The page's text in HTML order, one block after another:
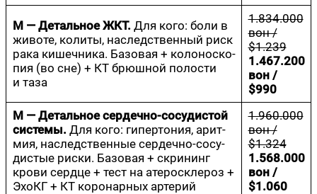
М — Деталь­ное ЖКТ.Для кого: боли в
живо­те, коли­ты, наслед­ствен­ный риск
рака кишеч­ни­ка. Базо­вая + коло­но­ско­
пия (во сне) + КТ брюш­ной поло­сти
и таза
1.834.000
вон /
$1.239
1.467.200
вон /
$990
М — Деталь­ное сер­деч­но-сосу­ди­стой
систе­мы.Для кого: гипер­то­ния, арит­
мия, наслед­ствен­ные сер­деч­но-сосу­
ди­стые рис­ки. Базо­вая + скри­нинг
кро­ви серд­це + тест на ате­ро­скле­роз +
Эхо­КГ + КТ коро­нар­ных артерий
1.960.000
вон /
$1.324
1.568.000
вон /
$1.060